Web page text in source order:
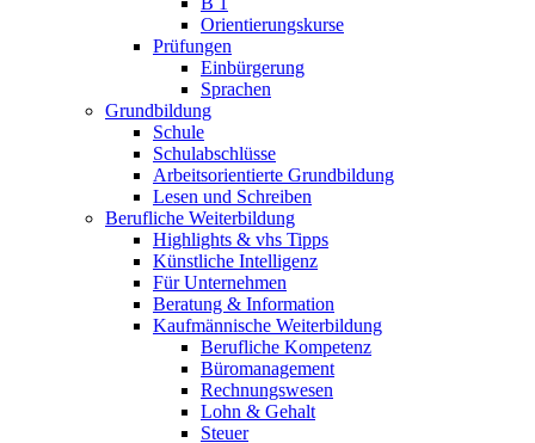
Orientierungskurse
Prüfungen
Einbürgerung
Sprachen
Grundbildung
Schule
Schulabschlüsse
Arbeitsorientierte Grundbildung
Lesen und Schreiben
Berufliche Weiterbildung
Highlights & vhs Tipps
Künstliche Intelligenz
Für Unternehmen
Beratung & Information
Kaufmännische Weiterbildung
Berufliche Kompetenz
Büromanagement
Rechnungswesen
Lohn & Gehalt
Steuer